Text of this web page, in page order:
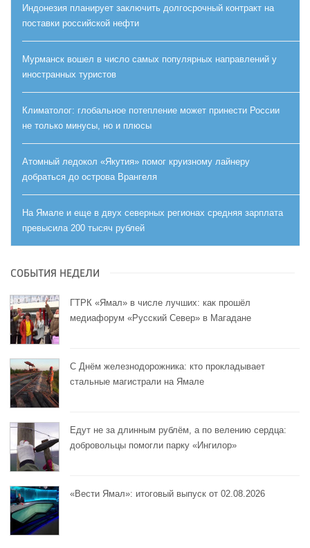
Индонезия планирует заключить долгосрочный контракт на
поставки российской нефти
Мурманск вошел в число самых популярных направлений у
иностранных туристов
Климатолог: глобальное потепление может принести России
не только минусы, но и плюсы
Атомный ледокол «Якутия» помог круизному лайнеру
добраться до острова Врангеля
На Ямале и еще в двух северных регионах средняя зарплата
превысила 200 тысяч рублей
СОБЫТИЯ НЕДЕЛИ
ГТРК «Ямал» в числе лучших: как прошёл
медиафорум «Русский Север» в Магадане
С Днём железнодорожника: кто прокладывает
стальные магистрали на Ямале
Едут не за длинным рублём, а по велению сердца:
добровольцы помогли парку «Ингилор»
«Вести Ямал»: итоговый выпуск от 02.08.2026